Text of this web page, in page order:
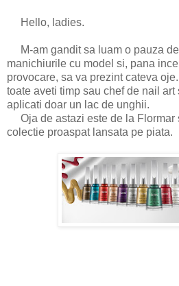
Hello, ladies.
M-am gandit sa luam o pauza
manichiurile cu model si, pana
provocare, sa va prezint cateva
toate aveti timp sau chef de nail
aplicati doar un lac de unghii.
Oja de astazi este de la Flormar
colectie proaspat lansata pe piata.